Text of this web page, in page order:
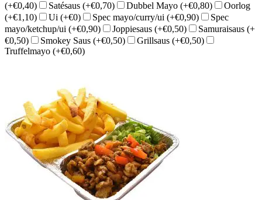
(+€0,40)
Satésaus (+€0,70) Dubbel Mayo (+€0,80)
Oorlog
(+€1,10)
Ui (+€0) Spec mayo/curry/ui (+€0,90)
Spec
mayo/ketchup/ui (+€0,90) Joppiesaus (+€0,50) Samuraisaus (+
€0,50)
Smokey Saus (+€0,50) Grillsaus (+€0,50)
Truffelmayo (+€0,60)